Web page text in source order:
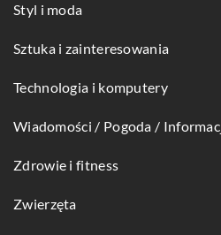
Styl i moda
Sztuka i zainteresowania
Technologia i komputery
Wiadomości / Pogoda /
Zdrowie i fitness
Zwierzęta